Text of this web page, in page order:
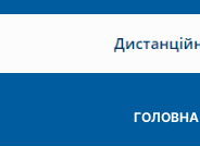
ГОЛОВНА